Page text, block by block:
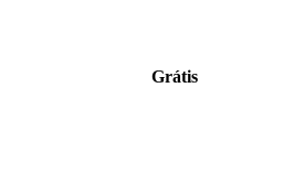
Grátis